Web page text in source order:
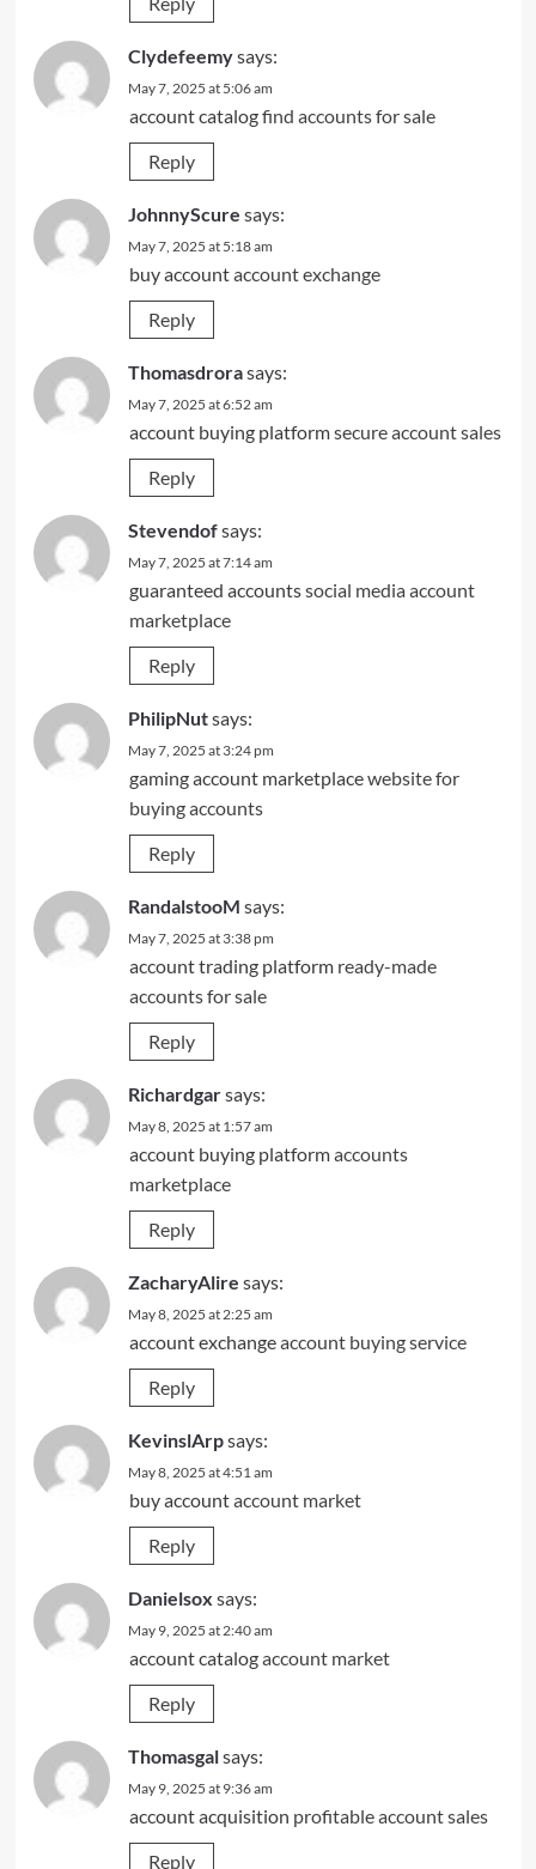
Clydefeemysays:
May 7, 2025 at 5:06 am
account catalogfind accounts for sale
Reply
JohnnyScure says:
May 7, 2025 at 5:18 am
buy accountaccount exchange
Reply
Thomasdrorasays:
May 7, 2025 at 6:52 am
account buying platformsecure account sales
Reply
Stevendofsays:
May 7, 2025 at 7:14 am
guaranteed accountssocial media account
marketplace
Reply
PhilipNutsays:
May 7, 2025 at 3:24 pm
gaming account marketplacewebsite for
buying accounts
Reply
RandalstooM says:
May 7, 2025 at 3:38 pm
account trading platform ready-made
accounts for sale
Reply
Richardgarsays:
May 8, 2025 at 1:57 am
account buying platformaccounts
marketplace
Reply
ZacharyAlire says:
May 8, 2025 at 2:25 am
account exchangeaccount buying service
Reply
KevinslArpsays:
May 8, 2025 at 4:51 am
buy accountaccount market
Reply
Danielsox says:
May 9, 2025 at 2:40 am
account catalogaccount market
Reply
Thomasgalsays:
May 9, 2025 at 9:36 am
account acquisition profitable account sales
Reply